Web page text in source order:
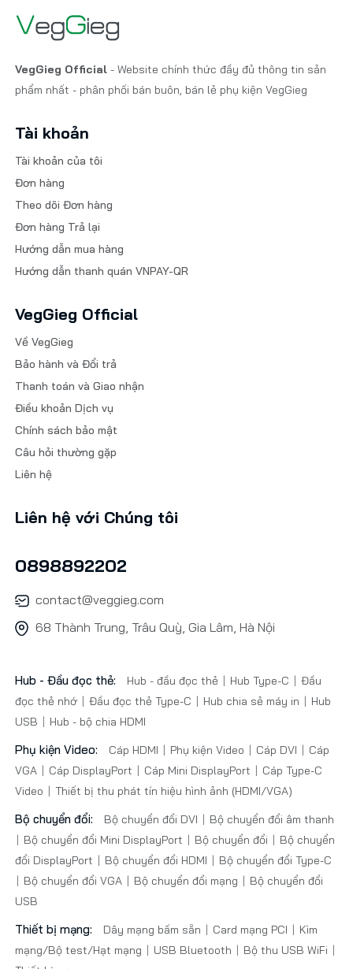
VegGieg Official - Website chính thức đầy đủ thông tin sản
phẩm nhất - phân phối bán buôn, bán lẻ phụ kiện VegGieg
Tài khoản
Tài khoản của tôi
Đơn hàng
Theo dõi Đơn hàng
Đơn hàng Trả lại
Hướng dẫn mua hàng
Hướng dẫn thanh quán VNPAY-QR
VegGieg Official
Về VegGieg
Bảo hành và Đổi trả
Thanh toán và Giao nhận
Điều khoản Dịch vụ
Chính sách bảo mật
Câu hỏi thường gặp
Liên hệ
Liên hệ với Chúng tôi
0898892202
contact@veggieg.com
68 Thành Trung, Trâu Quỳ, Gia Lâm, Hà Nội
Hub - Đầu đọc thẻ: Hub - đầu đọc thẻ Hub Type-C
Đầu
đọc thẻ nhớ
Đầu đọc thẻ Type-C Hub chia sẻ máy in
Hub
USB
Hub - bộ chia HDMI
Phụ kiện Video: Cáp HDMI Phụ kiện Video Cáp DVI
Cáp
VGA
Cáp DisplayPort Cáp Mini DisplayPort
Cáp Type-C
Video
Thiết bị thu phát tín hiệu hình ảnh (HDMI/VGA)
Bộ chuyển đổi: Bộ chuyển đổi DVI
Bộ chuyển đổi âm thanh
Bộ chuyển đổi Mini DisplayPort
Bộ chuyển đổi
Bộ chuyển
đổi DisplayPort
Bộ chuyển đổi HDMI
Bộ chuyển đổi Type-C
Bộ chuyển đổi VGA
Bộ chuyển đổi mạng
Bộ chuyển đổi
USB
Thiết bị mạng: Dây mạng bấm sẵn Card mạng PCI
Kìm
mạng/Bộ test/Hạt mạng
USB Bluetooth
Bộ thu USB WiFi